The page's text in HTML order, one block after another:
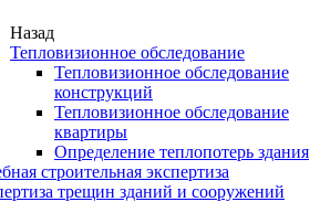
Назад
Тепловизионное обследование
Тепловизионное обследование
конструкций
Тепловизионное обследование
квартиры
Определение теплопотерь здания
строительная экспертиза
трещин зданий и сооружений